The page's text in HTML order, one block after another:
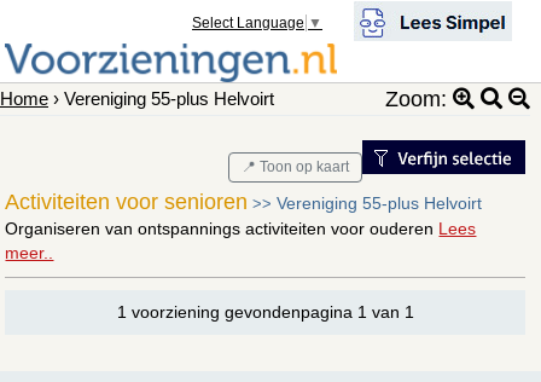
Select Language ▼
Home › Vereniging 55-plus Helvoirt Zoom:
📍 Toon op kaart
Activiteiten voor senioren >>Vereniging 55-plus Helvoirt
Organiseren van ontspannings activiteiten voor ouderen Lees
meer..
1 voorziening gevondenpagina 1 van 1